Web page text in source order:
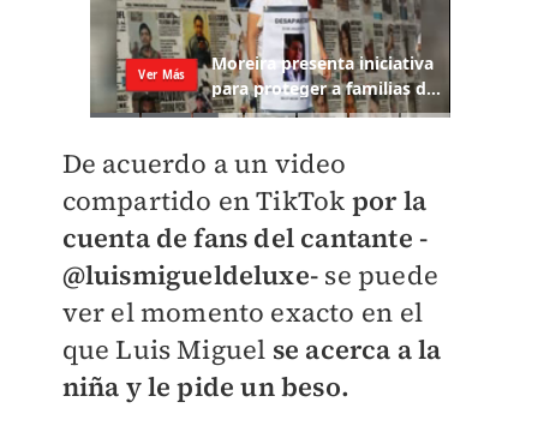
De acuerdo a un video
compartido en TikTok por la
cuenta de fans del cantante -
@luismigueldeluxe- se puede
ver el momento exacto en el
que Luis Miguel se acerca a la
niña y le pide un beso.